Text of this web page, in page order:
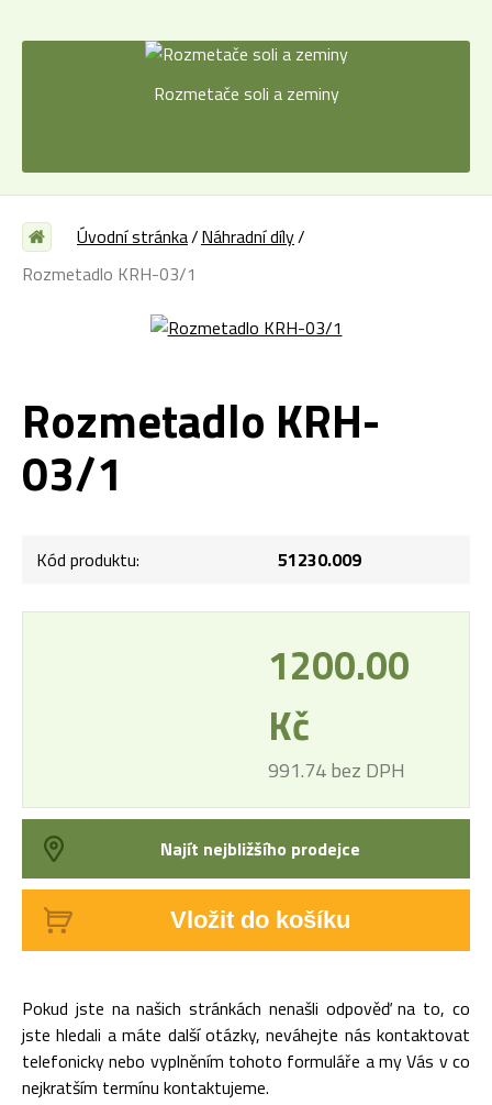
Rozmetače soli a zeminy
Úvodní stránka Náhradní díly
Rozmetadlo KRH-03/1
Rozmetadlo KRH-
03/1
Kód produktu: 51230.009
1200.00
Kč
991.74 bez DPH
Najít nejbližšího prodejce
Vložit do košíku
Pokud jste na našich stránkách nenašli odpověď na to, co
jste hledali a máte další otázky, neváhejte nás kontaktovat
telefonicky nebo vyplněním tohoto formuláře a my Vás v co
nejkratším termínu kontaktujeme.